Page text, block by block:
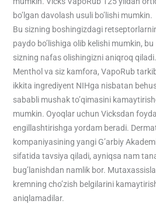
bo’lgan davolash usuli bo’lishi mumkin.
Bu sizning boshingizdagi
paydo bo’lishiga olib kelishi mumkin, bu
sizning nafas olishingizni aniqroq qiladi.
Menthol va siz kamfora, VapoRub
ikkita ingrediyent NIHga nisbatan
sababli mushak to’qimasini
mumkin. Oyoqlar uchun Vicksdan
engillashtirishga yordam beradi.
kompaniyasining yangi G’arbiy
​​sifatida tavsiya qiladi, ayniqsa nam
bug’lanishdan namlik bor.
kremning cho’zish belgilarini
aniqlamadilar.